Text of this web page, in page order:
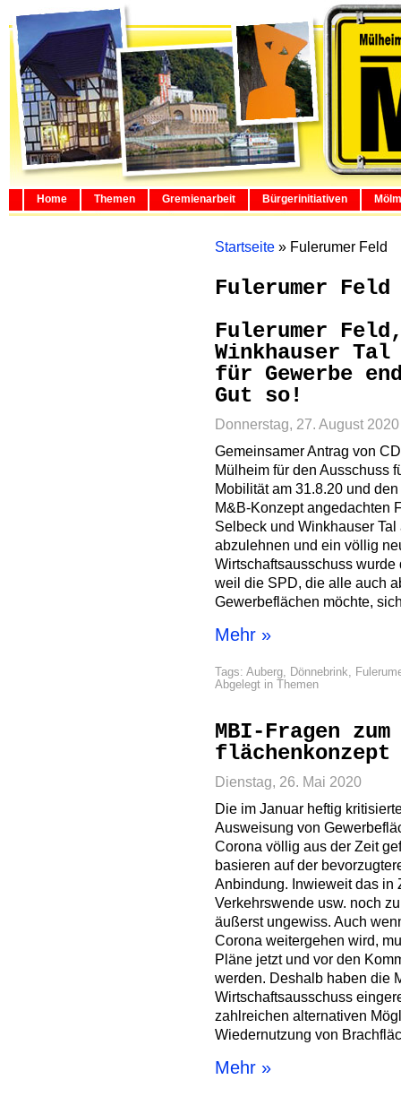
Home Themen Gremienarbeit Bürgerinitiativen
Startseite » Fulerumer Feld
Fulerumer Feld
Fulerumer
Winkhauser
für Gewerbe
Gut so!
Donnerstag, 27. August 2020
Gemeinsamer Antrag von
Mülheim für den Ausschuss
Mobilität am 31.8.20 und
M&B-Konzept angedachten
Selbeck und Winkhauser
abzulehnen und ein völlig
Wirtschaftsausschuss
weil die SPD, die alle auch
Gewerbeflächen möchte,
Mehr »
Tags: Auberg, Dönnebrink,
Abgelegt in Themen
MBI-Fragen
flächenkonzept
Dienstag, 26. Mai 2020
Die im Januar heftig
Ausweisung von
Corona völlig aus der Zeit
basieren auf der
Anbindung. Inwieweit das in
Verkehrswende usw. noch
äußerst ungewiss. Auch
Corona weitergehen wird,
Pläne jetzt und vor den
werden. Deshalb haben die
Wirtschaftsausschuss
zahlreichen alternativen
Wiedernutzung von
Mehr »